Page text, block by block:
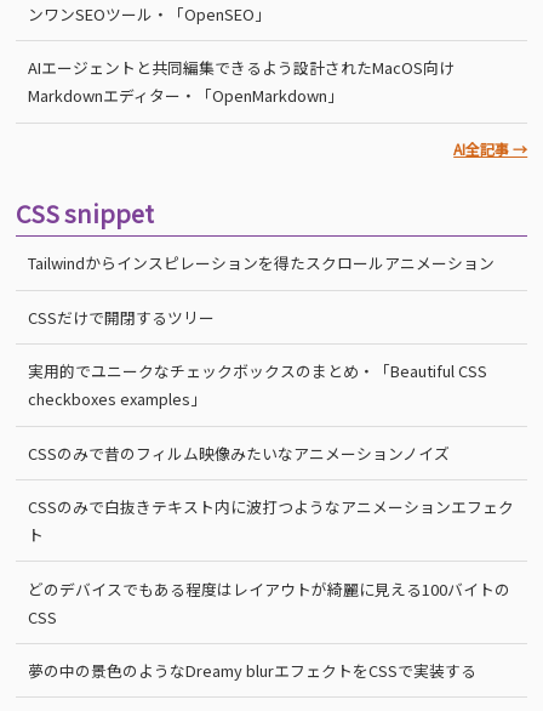
ンワンSEOツール・「OpenSEO」
AIエージェントと共同編集できるよう設計されたMacOS向け
Markdownエディター・「OpenMarkdown」
AI全記事 →
CSS snippet
Tailwindからインスピレーションを得たスクロールアニメーション
CSSだけで開閉するツリー
実用的でユニークなチェックボックスのまとめ・「Beautiful CSS
checkboxes examples」
CSSのみで昔のフィルム映像みたいなアニメーションノイズ
CSSのみで白抜きテキスト内に波打つようなアニメーションエフェク
ト
どのデバイスでもある程度はレイアウトが綺麗に見える100バイトの
CSS
夢の中の景色のようなDreamy blurエフェクトをCSSで実装する